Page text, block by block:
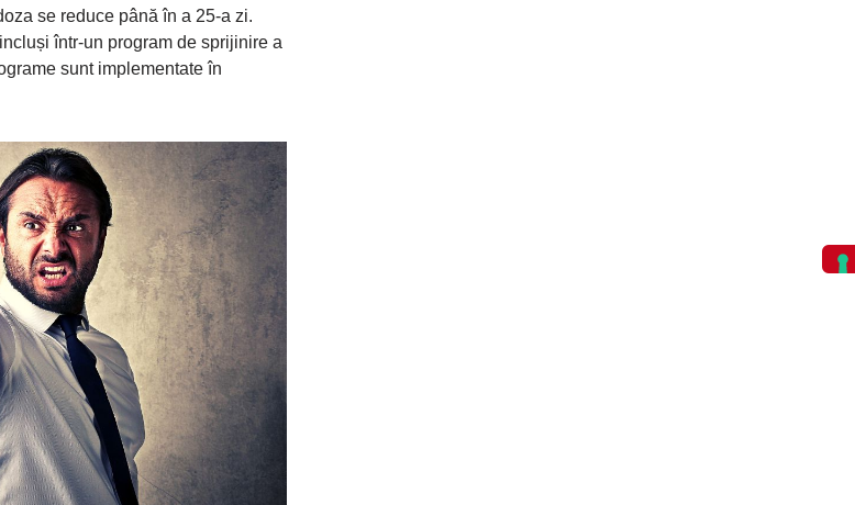
se reduce până în a 25-a zi.
într-un program de sprijinire a
sunt implementate în